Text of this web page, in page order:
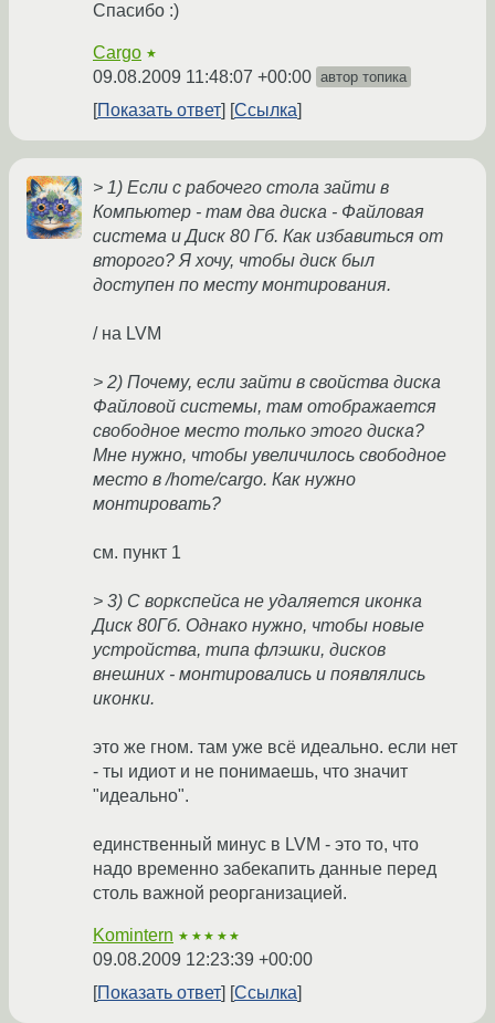
Спасибо :)
Cargo ★
09.08.2009 11:48:07 +00:00 автор топика
Показать ответ Ссылка
> 1) Если с рабочего стола зайти в
Компьютер - там два диска - Файловая
система и Диск 80 Гб. Как избавиться от
второго? Я хочу, чтобы диск был
доступен по месту монтирования.
/ на LVM
> 2) Почему, если зайти в свойства диска
Файловой системы, там отображается
свободное место только этого диска?
Мне нужно, чтобы увеличилось свободное
место в /home/cargo. Как нужно
монтировать?
см. пункт 1
> 3) С воркспейса не удаляется иконка
Диск 80Гб. Однако нужно, чтобы новые
устройства, типа флэшки, дисков
внешних - монтировались и появлялись
иконки.
это же гном. там уже всё идеально. если нет
- ты идиот и не понимаешь, что значит
"идеально".
единственный минус в LVM - это то, что
надо временно забекапить данные перед
столь важной реорганизацией.
Komintern ★★★★★
09.08.2009 12:23:39 +00:00
Показать ответ
Ссылка